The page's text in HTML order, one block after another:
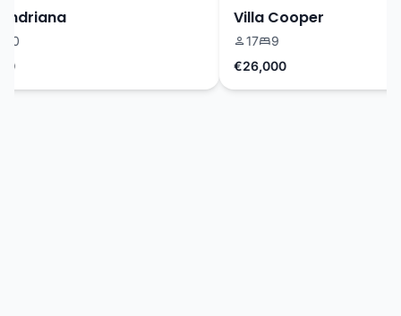
Villa Cooper
17
9
€26,000